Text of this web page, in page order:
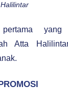
yang
Atta